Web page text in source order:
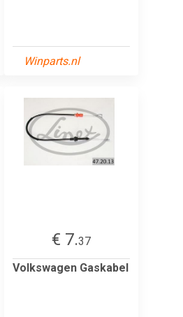
Winparts.nl
€ 7.37
Volkswagen Gaskabel